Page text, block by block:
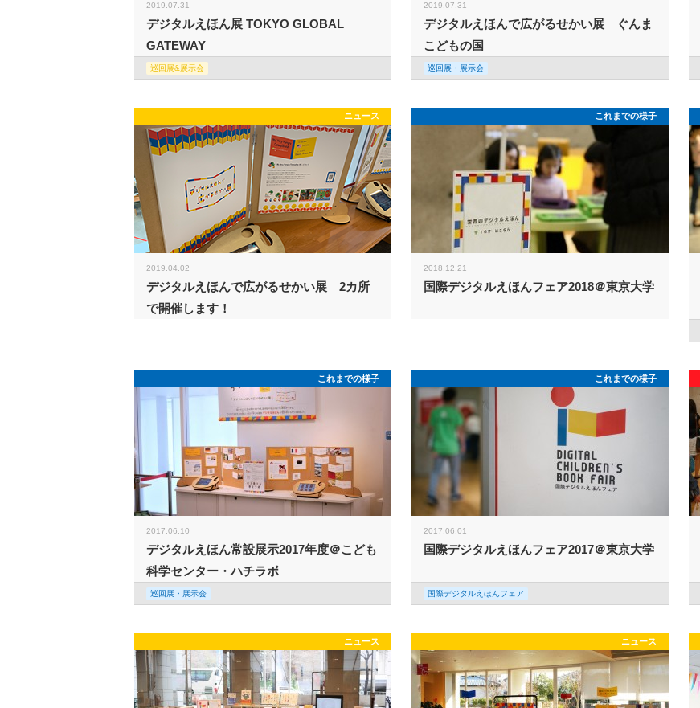
2019.07.31
デジタルえほん展 TOKYO GLOBAL
GATEWAY
巡回展&展示会
2019.07.31
デジタルえほんで広がるせかい展 ぐんま
こどもの国
巡回展・展示会
ニュース
2019.04.02
デジタルえほんで広がるせかい展 2カ所
で開催します！
これまでの様子
2018.12.21
国際デジタルえほんフェア2018＠東京大学
これまでの様子
2017.06.10
デジタルえほん常設展示2017年度＠こども
科学センター・ハチラボ
巡回展・展示会
これまでの様子
2017.06.01
国際デジタルえほんフェア2017＠東京大学
国際デジタルえほんフェア
ニュース ニュース